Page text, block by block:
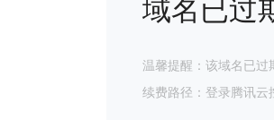
域名已过
温馨提醒：该域名已过
续费路径：登录腾讯云